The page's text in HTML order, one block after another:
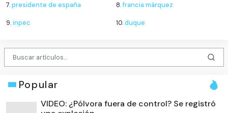
7.presidente de españa 8.francia márquez
9.inpec 10.duque
Popular
VIDEO: ¿Pólvora fuera de control? Se registró